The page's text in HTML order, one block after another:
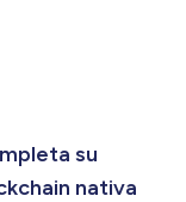
su
nativa